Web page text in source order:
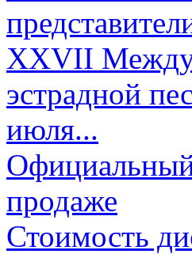
XXVII
эстрадной
июля...
продаже
Стоимость